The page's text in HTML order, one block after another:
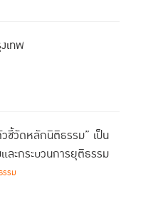
เทพ
ชี้วัดหลักนิติธรรม” เป็น
ละกระบวนการยุติธรรม
รม